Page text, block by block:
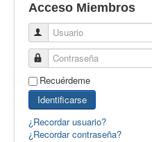
CertAcleB
Profesores Visitantes
Calidad
Artículos
Recursos
Observatorio EB
Acceso Miembros
Usuario
Contraseña
Recuérdeme
Identificarse
¿Recordar usuario?
¿Recordar contraseña?